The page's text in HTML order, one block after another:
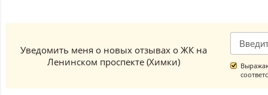
Уведомить меня о новых отзывах о ЖК на
Ленинском проспекте (Химки)